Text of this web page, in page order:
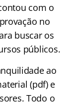
com o
no
buscar os
públicos.
ao
(pdf) e
Todo o